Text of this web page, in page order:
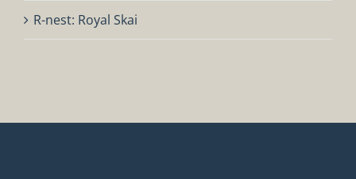
R-nest: Royal Skai